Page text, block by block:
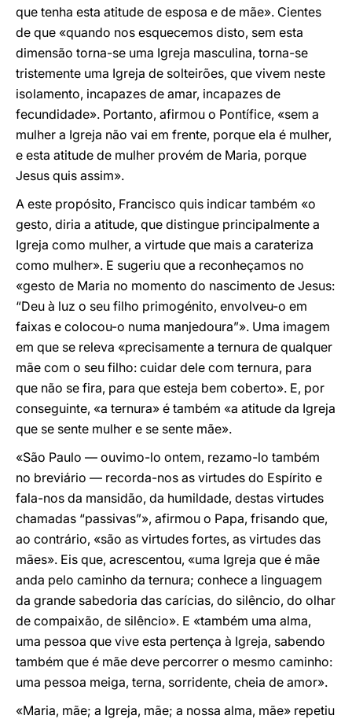
que tenha esta atitude de esposa e de mãe». Cientes
de que «quando nos esquecemos disto, sem esta
dimensão torna-se uma Igreja masculina, torna-se
tristemente uma Igreja de solteirões, que vivem neste
isolamento, incapazes de amar, incapazes de
fecundidade». Portanto, afirmou o Pontífice, «sem a
mulher a Igreja não vai em frente, porque ela é mulher,
e esta atitude de mulher provém de Maria, porque
Jesus quis assim».
A este propósito, Francisco quis indicar também «o
gesto, diria a atitude, que distingue principalmente a
Igreja como mulher, a virtude que mais a carateriza
como mulher». E sugeriu que a reconheçamos no
«gesto de Maria no momento do nascimento de Jesus:
“Deu à luz o seu filho primogénito, envolveu-o em
faixas e colocou-o numa manjedoura”». Uma imagem
em que se releva «precisamente a ternura de qualquer
mãe com o seu filho: cuidar dele com ternura, para
que não se fira, para que esteja bem coberto». E, por
conseguinte, «a ternura» é também «a atitude da Igreja
que se sente mulher e se sente mãe».
«São Paulo — ouvimo-lo ontem, rezamo-lo também
no breviário — recorda-nos as virtudes do Espírito e
fala-nos da mansidão, da humildade, destas virtudes
chamadas “passivas”», afirmou o Papa, frisando que,
ao contrário, «são as virtudes fortes, as virtudes das
mães». Eis que, acrescentou, «uma Igreja que é mãe
anda pelo caminho da ternura; conhece a linguagem
da grande sabedoria das carícias, do silêncio, do olhar
de compaixão, de silêncio». E «também uma alma,
uma pessoa que vive esta pertença à Igreja, sabendo
também que é mãe deve percorrer o mesmo caminho:
uma pessoa meiga, terna, sorridente, cheia de amor».
«Maria, mãe; a Igreja, mãe; a nossa alma, mãe» repetiu